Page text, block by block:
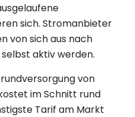
sich. Stromanbieter
von sich aus nach
aktiv werden.
von
im Schnitt rund
Tarif am Markt